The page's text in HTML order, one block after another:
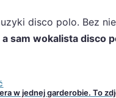
disco polo. Bez
a sam wokalista disco
w jednej garderobie. To